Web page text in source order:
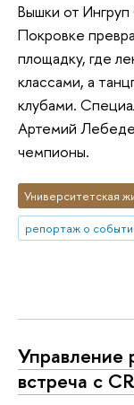
Вышки от
Покровке
площадку, где
классами, а
клубами.
Артемий
чемпионы.
Университетская
репортаж о
Управление
встреча с